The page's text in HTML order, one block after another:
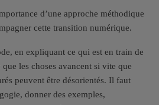
d’une approche méthodique
cette transition numérique.
en expliquant ce qui est en train de
les choses avancent si vite que
peuvent être désorientés. Il faut
donner des exemples,